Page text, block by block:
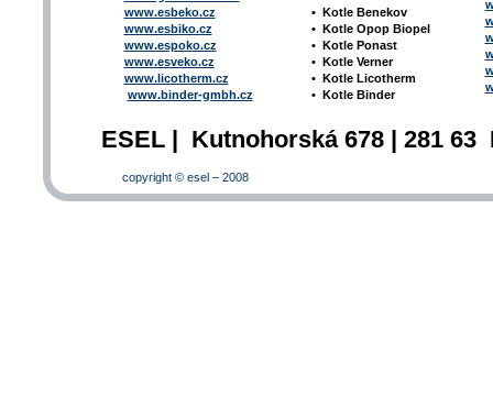
www.esbeko.cz
www.esbiko.cz
www.espoko.cz
www.esveko.cz
www.licotherm.cz
www.binder-gmbh.cz
• Kotle Benekov
• Kotle Opop Biopel
• Kotle Ponast
• Kotle Verner
• Kotle Licotherm
• Kotle Binder
ESEL | Kutnohorská 678 | 281
copyright © esel – 2008